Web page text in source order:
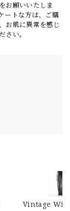
お願いいたしま
ートな方は、ご購
お肌に異常を感じ
さい。
Vintage